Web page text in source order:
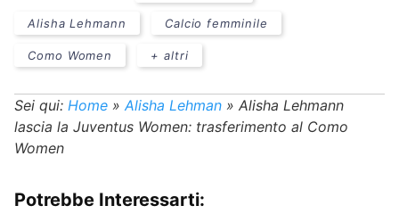
Alisha Lehmann Calcio femminile
Como Women + altri
Sei qui: Home » Alisha Lehman » Alisha Lehmann
lascia la Juventus Women: trasferimento al Como
Women
Potrebbe Interessarti: